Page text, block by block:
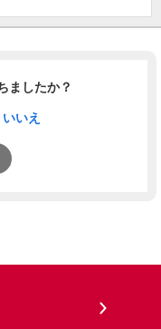
ましたか？
いいえ